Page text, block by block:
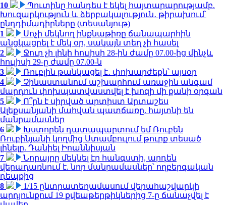
10
Պուտինը հանդես է եկել հայտարարությամբ.
Խուզարկություն և ձերբակալություն․ թիրախում՝
ընդդիմադիրները (տեսանյութ)
1
Սոչի մեկնող ինքնաթիռը ճանապարհին
անցկացրել է մեկ օր, սակայն տեղ չի հասել
2
Ջուր չի լինի հուլիսի 28-ին ժամը 07.00-ից մինչև
հուլիսի 29-ը ժամը 07.00-ն
3
Ռուբլին թանկացել է․ փոխարժեքն՝ այսօր
4
Չինաստանում աշխարհում առաջին անգամ
մարդուն փոխպատվաստվել է խոզի մի քանի օրգան
5
Ո՞րն է սիրված արտիստ Արտաշես
Ալեքսանյանի մահվան պատճառը. հայտնի են
մանրամասներ
6
Խստորեն դատապարտում եմ Ռուբեն
Ռուբինյանի կողմից Ստամբուլում թուրք տեսած
լինելը. Դանիել Իոաննիսյան
7
Նորայրը մեկնել էր հանգստի, արդեն
վերադառնում է. նոր մանրամասներ՝ ողբերգական
դեպքից
8
1/15 ընտրատեղամասում վերահաշվարկի
արդյունքում 19 քվեաթերթիկներից 7-ը ճանաչվել է